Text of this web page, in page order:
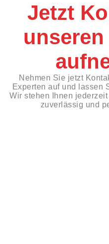
Jetzt
Nehmen Sie jetzt
Experten auf und lassen
Wir stehen Ihnen
zuverlässig und